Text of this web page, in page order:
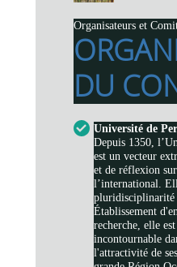
Organisateurs et
DU
Université de
Depuis 1350,
est un vecteur
et de réflexion
l’international.
pluridisciplinarité
Établissement
recherche, elle
incontournable
l'attractivité de